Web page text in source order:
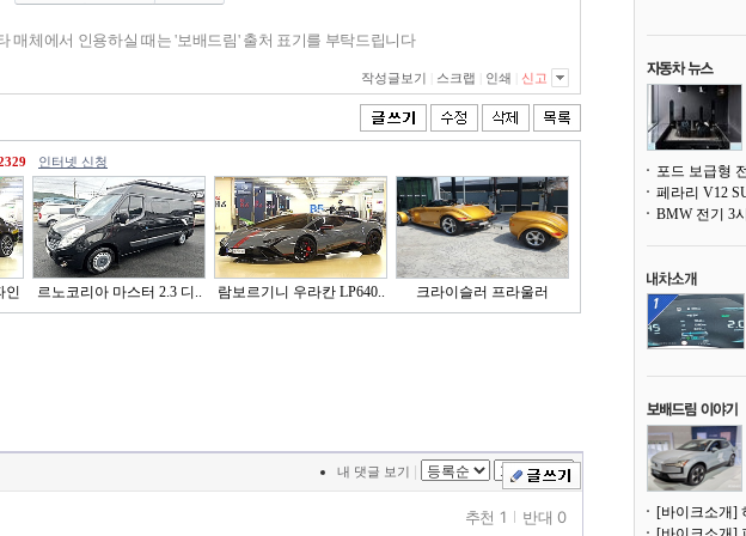
매체에서 인용하실 때는 '보배드림' 출처 표기를 부탁드립니다
작성글보기 스크랩 인쇄 신고
인터넷 신청
인 르노코리아 마스터 2.3 디.. 람보르기니 우라칸 LP640.. 크라이슬러 프라울러
내 댓글 보기
추천 1 반대 0
[바이크소개]